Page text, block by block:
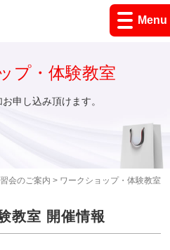
Menu
会のご案内 > ワークショップ・体験教室
プ・体験教室
申し込み頂けます。
教室 開催情報